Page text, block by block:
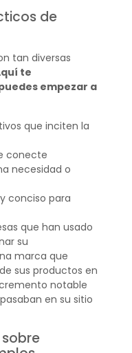
de
tan diversas
te
empezar a
que inciten la
conecte
necesidad o
conciso para
que han usado
su
marca que
sus productos en
notable
en su sitio